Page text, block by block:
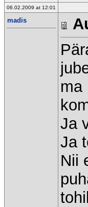
06.02.2009 at 12:01
madis
ma
Ja
Ja
Nii